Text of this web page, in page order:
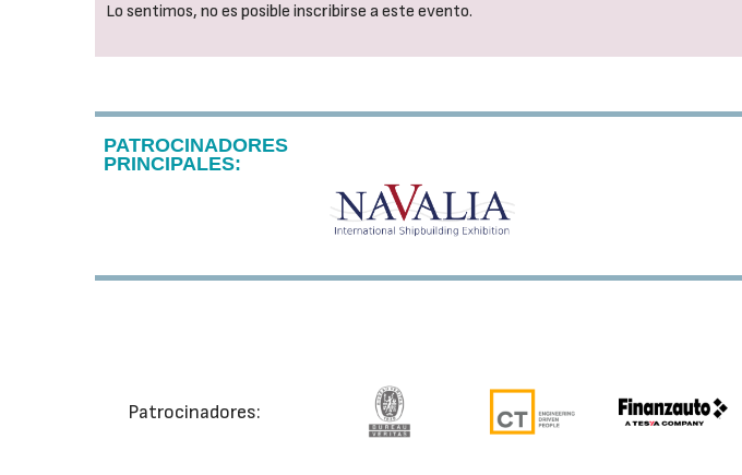
Lo sentimos, no es posible inscribirse a este evento.
PATROCINADORES
PRINCIPALES:
Patrocinadores: